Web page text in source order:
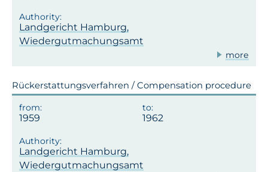
Landgericht Hamburg,
Wiedergutmachungsamt
more
Rückerstattungsverfahren / Compensation procedure
1959 1962
Landgericht Hamburg,
Wiedergutmachungsamt